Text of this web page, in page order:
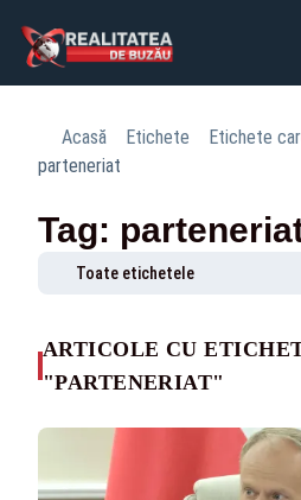
Acasă Etichete
Etichete
parteneriat
Tag:
Toate etichetele
ARTICOLE CU
"PARTENERIAT"